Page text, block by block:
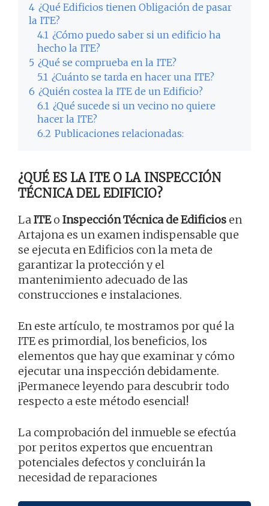
4 ¿Qué Edificios tienen Obligación de pasar
la ITE?
4.1 ¿Cómo puedo saber si un edificio ha
hecho la ITE?
5 ¿Qué se comprueba en la ITE?
5.1 ¿Cuánto se tarda en hacer una ITE?
6 ¿Quién costea la ITE de un Edificio?
6.1 ¿Qué sucede si un vecino no quiere
hacer la ITE?
6.2 Publicaciones relacionadas:
¿QUÉ ES LA ITE O LA INSPECCIÓN
TÉCNICA DEL EDIFICIO?
LaITEo Inspección Técnica de Edificios en
Artajona es un examen indispensable que
se ejecuta en Edificios con la meta de
garantizar la protección y el
mantenimiento adecuado de las
construcciones e instalaciones.
En este artículo, te mostramos por qué la
ITE es primordial, los beneficios, los
elementos que hay que examinar y cómo
ejecutar una inspección debidamente.
¡Permanece leyendo para descubrir todo
respecto a este método esencial!
La comprobación del inmueble se efectúa
por peritos expertos que encuentran
potenciales defectos y concluirán la
necesidad de reparaciones